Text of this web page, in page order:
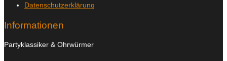
Datenschutzerklärung
Informationen
Partyklassiker & Ohrwürmer